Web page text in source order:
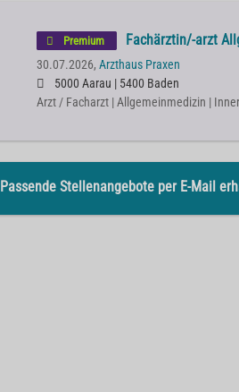
Premium Fachärztin/-arzt
30.07.2026, Arzthaus Praxen
5000 Aarau | 5400 Baden
Arzt / Facharzt | Allgemeinmedizin |
Passende Stellenangebote per E-Mail